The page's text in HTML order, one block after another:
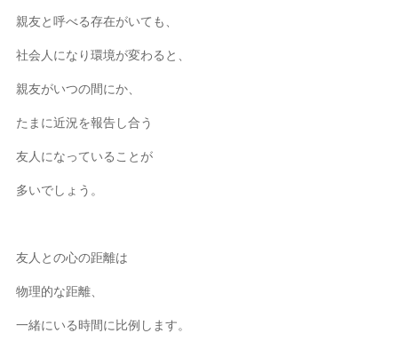
親友と呼べる存在がいても、
社会人になり環境が変わると、
親友がいつの間にか、
たまに近況を報告し合う
友人になっていることが
多いでしょう。
友人との心の距離は
物理的な距離、
一緒にいる時間に比例します。